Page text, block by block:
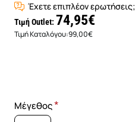
Έχετε επιπλέον ερωτήσεις;
Τιμή Outlet: 74,95€
Τιμή Καταλόγου:99,00€
Μέγεθος